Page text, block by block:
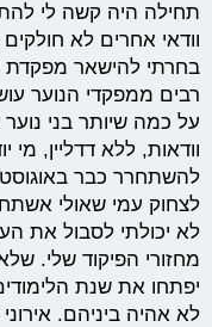
תחילה היה קשה לי
וודאי אחרים לא
בחרתי להישאר מפקדת
רבים ממפקדי הנוער
על כמה שיותר בני
וודאות, ללא דדליין, מי
להשתחרר כבר
לצחוק עמי שאולי
לא יכולתי לסבול את
מחזורי הפיקוד שלי.
יפתחו את שנת
לא אהיה ביניהם.